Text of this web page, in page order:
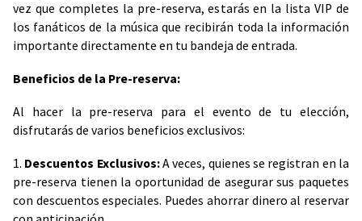
vez que completes la pre-reserva, estarás en la lista VIP de
los fanáticos de la música que recibirán toda la información
importante directamente en tu bandeja de entrada.
Beneficios de la Pre-reserva:
Al hacer la pre-reserva para el evento de tu elección,
disfrutarás de varios beneficios exclusivos:
1. Descuentos Exclusivos:A veces, quienes se registran en la
pre-reserva tienen la oportunidad de asegurar sus paquetes
con descuentos especiales. Puedes ahorrar dinero al reservar